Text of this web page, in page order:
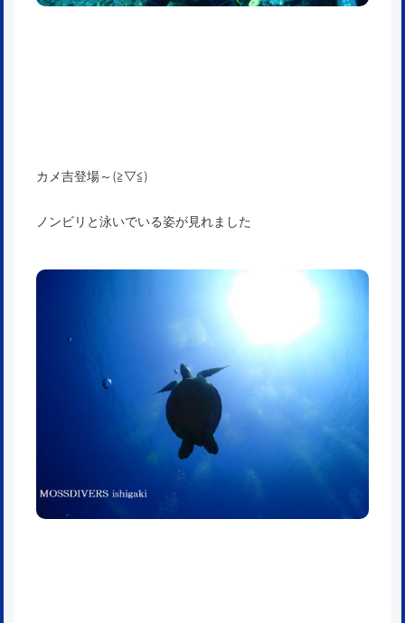
カメ吉登場～(≧▽≦)
ノンビリと泳いでいる姿が見れました